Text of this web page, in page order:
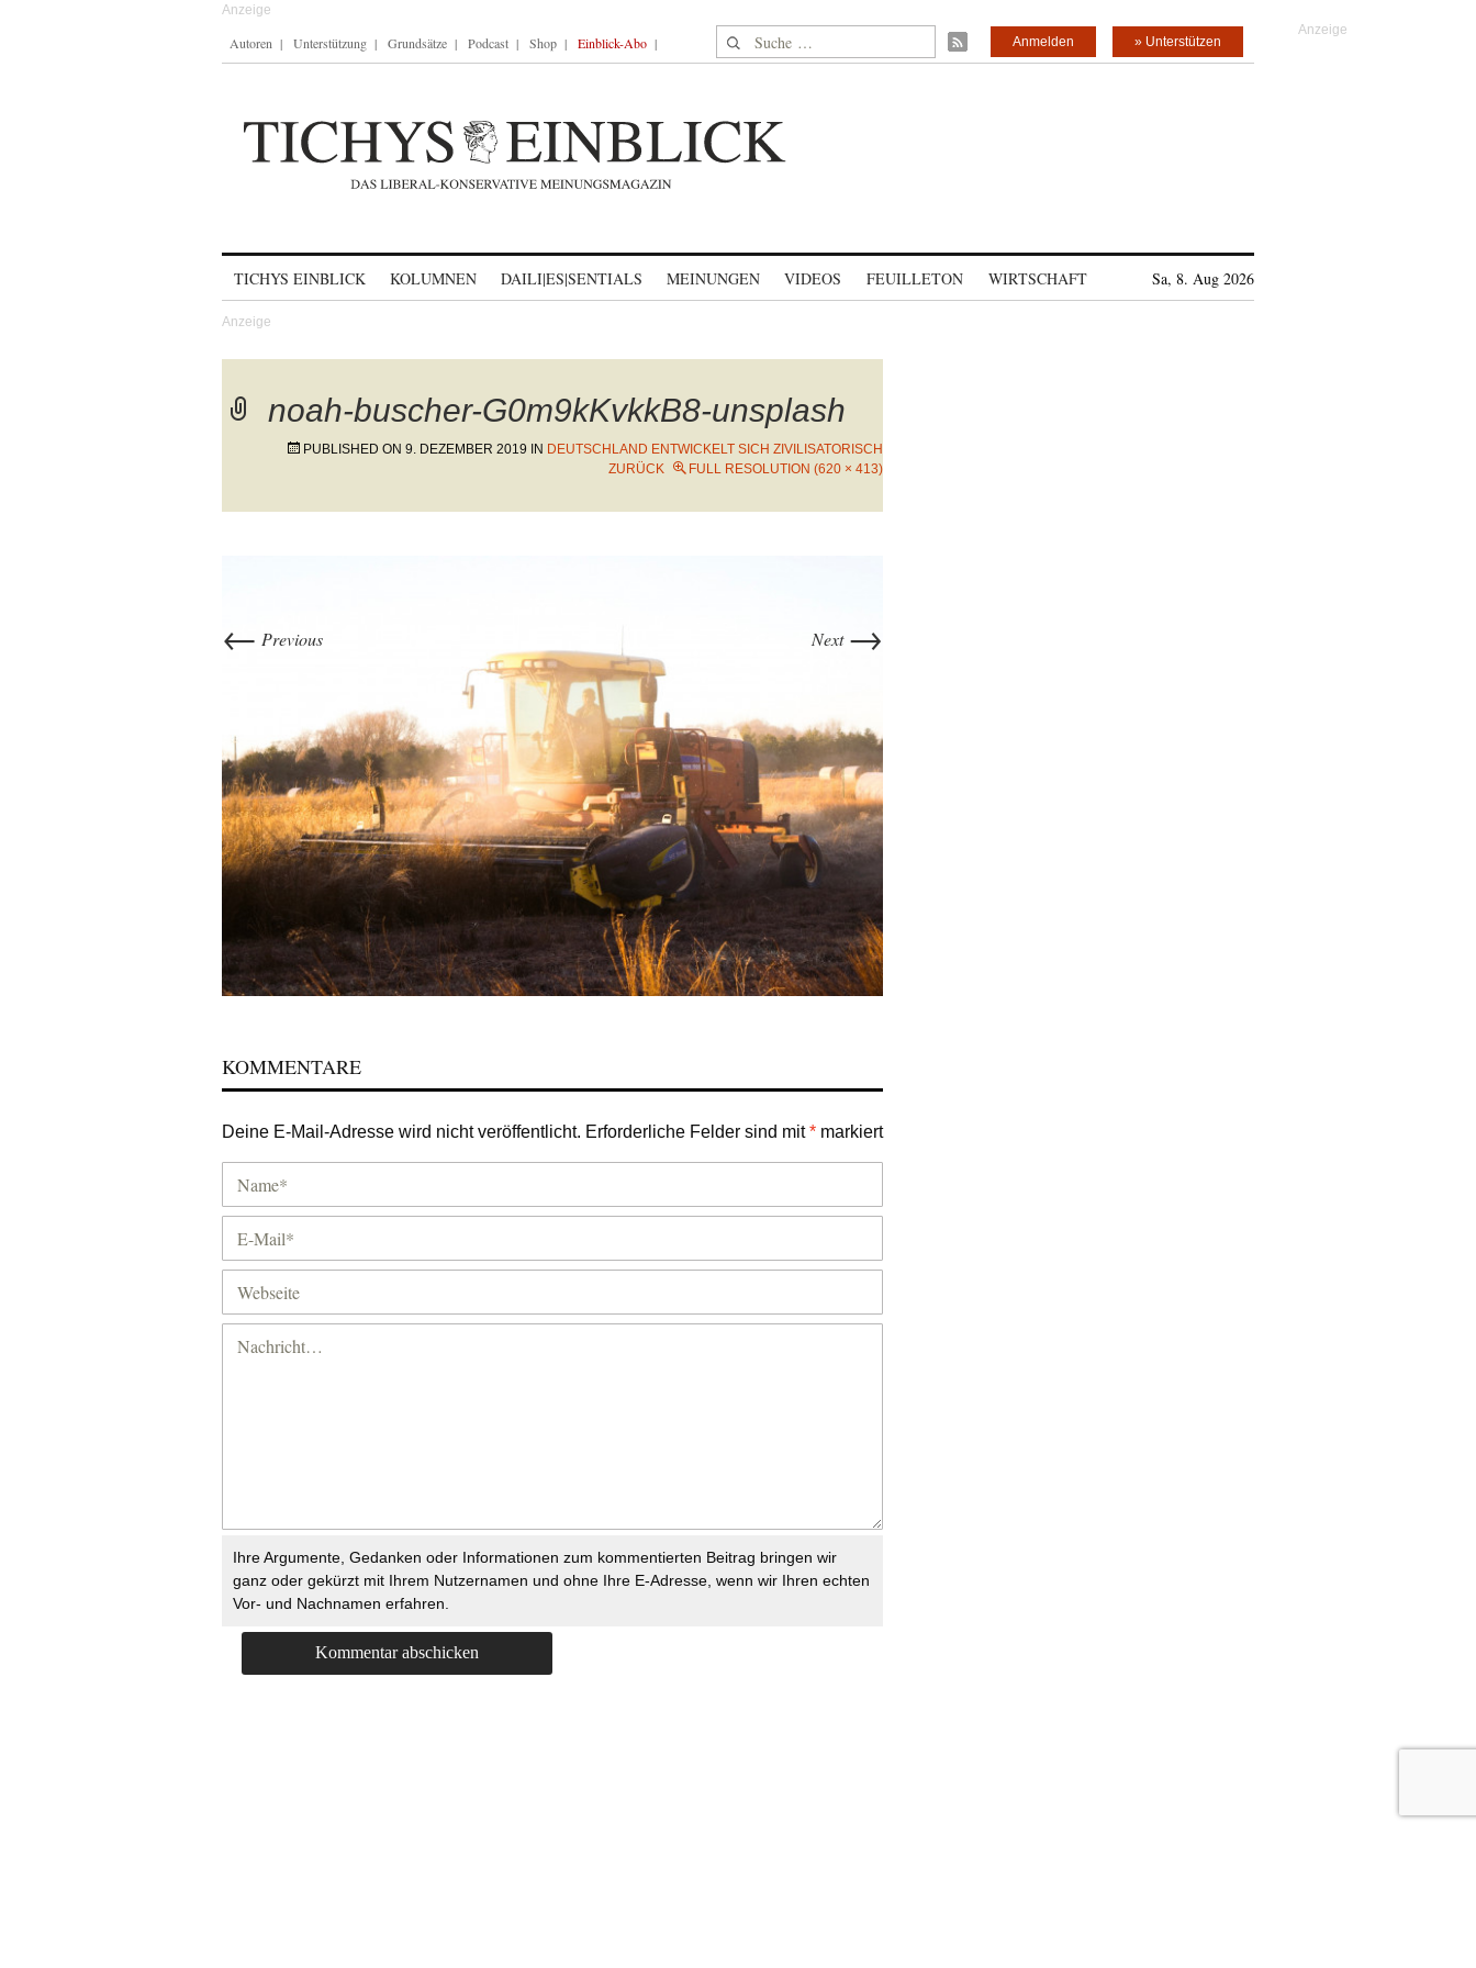
Autoren Unterstützung Grundsätze Podcast Shop Einblick-Abo Suche nach: » Unterstützen
Anmelden
TICHYS EINBLICK KOLUMNEN DAILI|ES|SENTIALS MEINUNGEN VIDEOS FEUILLETON WIRTSCHAFT Sa, 8. Aug 2026
noah-buscher-G0m9kKvkkB8-unsplash
PUBLISHED ON 9. DEZEMBER 2019 IN DEUTSCHLAND ENTWICKELT SICH ZIVILISATORISCH
ZURÜCK
FULL RESOLUTION (620 × 413)
← Previous Next →
KOMMENTARE
Deine E-Mail-Adresse wird nicht veröffentlicht. Erforderliche Felder sind mit* markiert
Ihre Argumente, Gedanken oder Informationen zum kommentierten Beitrag bringen wir
ganz oder gekürzt mit Ihrem Nutzernamen und ohne Ihre E-Adresse, wenn wir Ihren echten
Vor- und Nachnamen erfahren.